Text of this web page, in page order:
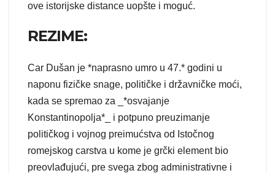
ove istorijske distance uopšte i moguć.
REZIME:
Car Dušan je *naprasno umro u 47.* godini u
naponu fizičke snage, političke i državničke moći,
kada se spremao za _*osvajanje
Konstantinopolja*_ i potpuno preuzimanje
političkog i vojnog preimućstva od Istočnog
romejskog carstva u kome je grčki element bio
preovlađujući, pre svega zbog administrativne i